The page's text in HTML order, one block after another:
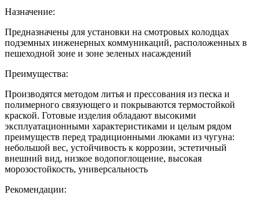
Назначение:
Предназначены для установки на смотровых колодцах
подземных инженерных коммуникаций, расположенных в
пешеходной зоне и зоне зеленых насаждений
Преимущества:
Производятся методом литья и прессования из песка и
полимерного связующего и покрываются термостойкой
краской. Готовые изделия обладают высокими
эксплуатационными характеристиками и целым рядом
преимуществ перед традиционными люками из чугуна:
небольшой вес, устойчивость к коррозии, эстетичный
внешний вид, низкое водопоглощение, высокая
морозостойкость, универсальность
Рекомендации: